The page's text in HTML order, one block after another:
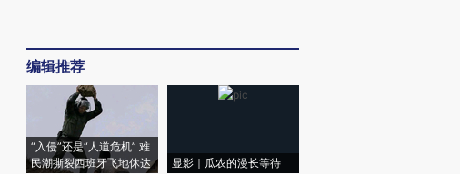
编辑推荐
“入侵”还是“人道危机” 难
民潮撕裂西班牙飞地休达
显影｜瓜农的漫长等待